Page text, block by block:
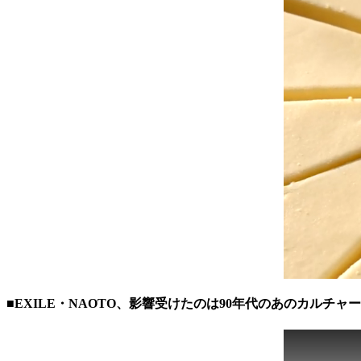
■EXILE・NAOTO、影響受けたのは90年代のあのカルチャ